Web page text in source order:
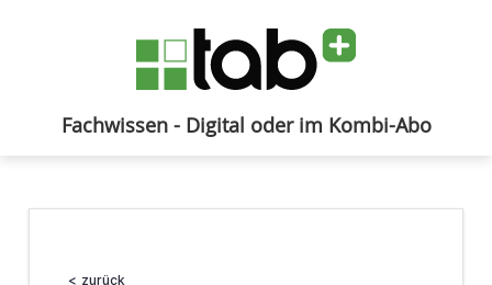
Fachwissen - Digital oder im Kombi-Abo